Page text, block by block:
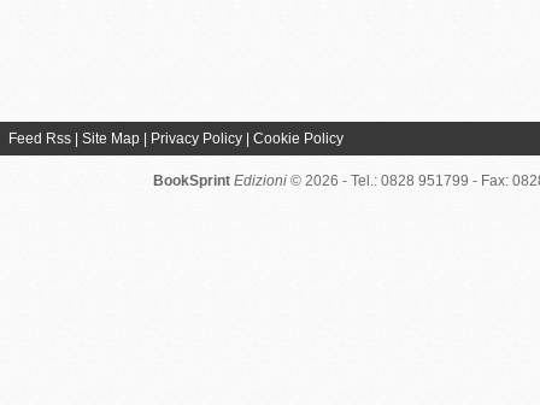
Feed Rss Site Map Privacy Policy Cookie Policy
BookSprint Edizioni © 2026 - Tel.: 0828 951799 - Fax: